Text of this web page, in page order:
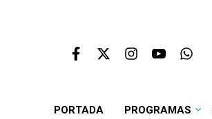
PORTADA PROGRAMAS